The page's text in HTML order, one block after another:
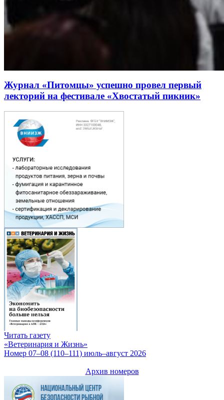
Журнал «Питомцы» успешно провел первый
лекторий на фестивале «Хвостатый пикник»
Читать газету
«Ветеринария и Жизнь»
Номер 07–08 (110–111) июль–август 2026
Архив номеров